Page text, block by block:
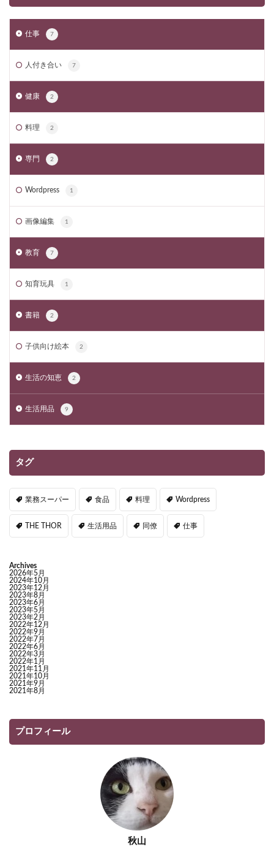
仕事 7
人付き合い 7
健康 2
料理 2
専門 2
Wordpress 1
画像編集 1
教育 7
知育玩具 1
書籍 2
子供向け絵本 2
生活の知恵 2
生活用品 9
タグ
業務スーパー 食品 料理 Wordpress
THE THOR 生活用品 同僚 仕事
Archives
2026年5月
2024年10月
2023年12月
2023年8月
2023年6月
2023年5月
2023年2月
2022年12月
2022年9月
2022年7月
2022年6月
2022年3月
2022年1月
2021年11月
2021年10月
2021年9月
2021年8月
プロフィール
秋山